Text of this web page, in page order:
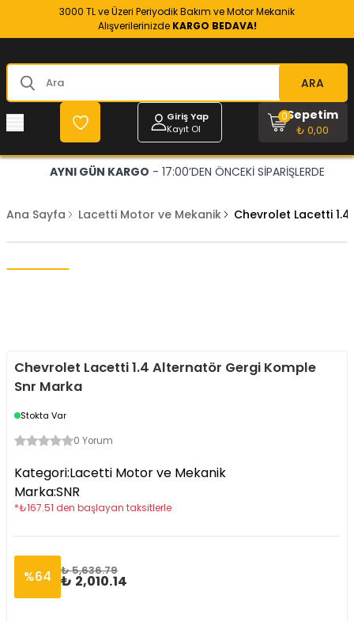
3000 TL ve Üzeri Periyodik Bakım ve Motor Mekanik
Alışverilerinizde KARGO BEDAVA!
ARA
Giriş Yap
Kayıt Ol
Sepetim
₺ 0,00
0
AYNI GÜN KARGO - 17:00’DEN ÖNCEKİ SİPARİŞLERDE
Ana Sayfa Lacetti Motor ve Mekanik Chevrolet Lacetti
Chevrolet Lacetti 1.4 Alternatör Gergi Komple
Snr Marka
Stokta Var
0 Yorum
Kategori:Lacetti Motor ve Mekanik
Marka:SNR
*₺167.51 den başlayan taksitlerle
%64 ₺ 5,636.79
₺ 2,010.14